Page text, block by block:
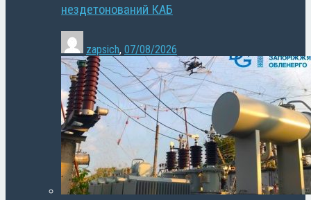
нездетонований КАБ
zapsich, 07/08/2026